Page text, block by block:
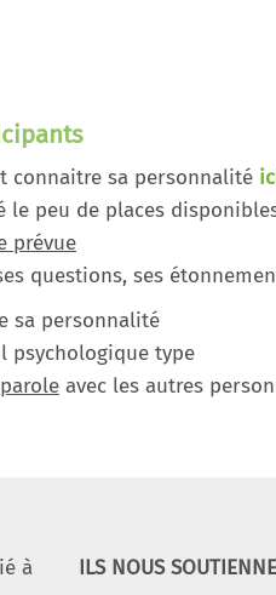
connaitre sa personnalité
le peu de places
prévue
questions, ses
sa personnalité
psychologique type
avec les autres
à
ILS NOUS